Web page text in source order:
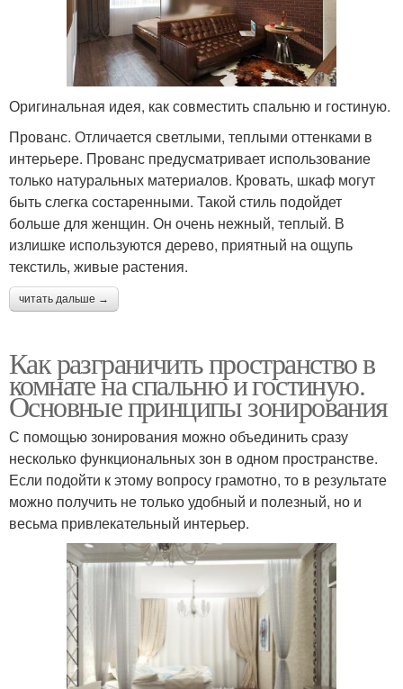
Оригинальная идея, как совместить спальню и гостиную.
Прованс. Отличается светлыми, теплыми оттенками в
интерьере. Прованс предусматривает использование
только натуральных материалов. Кровать, шкаф могут
быть слегка состаренными. Такой стиль подойдет
больше для женщин. Он очень нежный, теплый. В
излишке используются дерево, приятный на ощупь
текстиль, живые растения.
читать дальше →
Как разграничить пространство в
комнате на спальню и гостиную.
Основные принципы зонирования
С помощью зонирования можно объединить сразу
несколько функциональных зон в одном пространстве.
Если подойти к этому вопросу грамотно, то в результате
можно получить не только удобный и полезный, но и
весьма привлекательный интерьер.